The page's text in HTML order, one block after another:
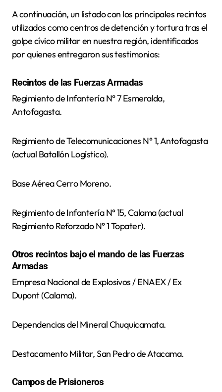
A continuación, un listado con los principales recintos
utilizados como centros de detención y tortura tras el
golpe cívico militar en nuestra región, identificados
por quienes entregaron sus testimonios:
Recintos de las Fuerzas Armadas
Regimiento de Infantería N° 7 Esmeralda,
Antofagasta.
Regimiento de Telecomunicaciones N° 1, Antofagasta
(actual Batallón Logístico).
Base Aérea Cerro Moreno.
Regimiento de Infantería N° 15, Calama (actual
Regimiento Reforzado N° 1 Topater).
Otros recintos bajo el mando de las Fuerzas
Armadas
Empresa Nacional de Explosivos / ENAEX / Ex
Dupont (Calama).
Dependencias del Mineral Chuquicamata.
Destacamento Militar, San Pedro de Atacama.
Campos de Prisioneros